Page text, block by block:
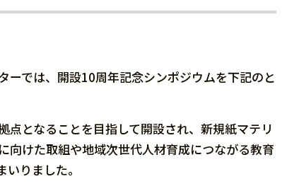
ーでは、開設10周年記念シンポジウムを下記のと
となることを目指して開設され、新規紙マテリ
向けた取組や地域次世代人材育成につながる教育
りました。